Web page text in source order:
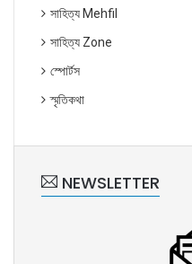
সাহিত্য Mehfil
সাহিত্য Zone
স্পোর্টস
স্মৃতিকথা
NEWSLETTER